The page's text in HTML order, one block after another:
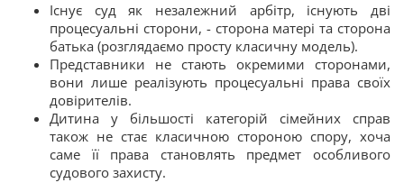
Існує суд як незалежний арбітр, існують дві
процесуальні сторони, - сторона матері та сторона
батька (розглядаємо просту класичну модель).
Представники не стають окремими сторонами,
вони лише реалізують процесуальні права своїх
довірителів.
Дитина у більшості категорій сімейних справ
також не стає класичною стороною спору, хоча
саме її права становлять предмет особливого
судового захисту.